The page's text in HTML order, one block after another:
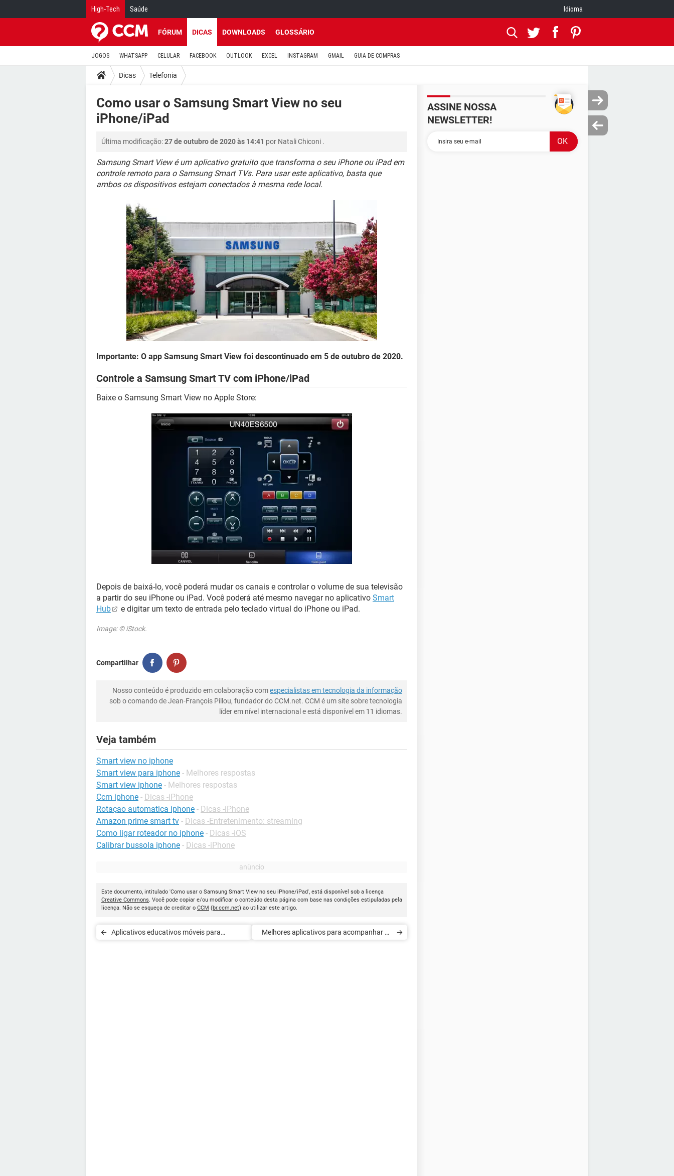
High-Tech Saúde Idioma
FÓRUM DICAS DOWNLOADS GLOSSÁRIO
JOGOS WHATSAPP CELULAR FACEBOOK OUTLOOK EXCEL INSTAGRAM GMAIL GUIA DE COMPRAS
Dicas Telefonia
Como usar o Samsung Smart View no seu
iPhone/iPad
Última modificação:27 de outubro de 2020 às 14:41 por Natali Chiconi .
Samsung Smart View é um aplicativo gratuito que transforma o seu iPhone ou iPad em
controle remoto para o Samsung Smart TVs. Para usar este aplicativo, basta que
ambos os dispositivos estejam conectados à mesma rede local.
Importante: O app Samsung Smart View foi descontinuado em 5 de outubro de 2020.
Controle a Samsung Smart TV com iPhone/iPad
Baixe o Samsung Smart View no Apple Store:
Depois de baixá-lo, você poderá mudar os canais e controlar o volume de sua televisão
a partir do seu iPhone ou iPad. Você poderá até mesmo navegar no aplicativo Smart
Hub
e digitar um texto de entrada pelo teclado virtual do iPhone ou iPad.
Image: © iStock.
Compartilhar
Nosso conteúdo é produzido em colaboração comespecialistas em tecnologia da informação
sob o comando de Jean-François Pillou, fundador do CCM.net. CCM é um site sobre tecnologia
líder em nível internacional e está disponível em 11 idiomas.
Veja também
Smart view no iphone
Smart view para iphone - Melhores respostas
Smart view iphone - Melhores respostas
Ccm iphone - Dicas -iPhone
Rotaçao automatica iphone - Dicas -iPhone
Amazon prime smart tv - Dicas -Entretenimento: streaming
Como ligar roteador no iphone - Dicas -iOS
Calibrar bussola iphone - Dicas -iPhone
Este documento, intitulado 'Como usar o Samsung Smart View no seu iPhone/iPad', está disponível sob a licença
Creative Commons. Você pode copiar e/ou modificar o conteúdo desta página com base nas condições estipuladas pela
licença. Não se esqueça de creditar o CCM (br.ccm.net) ao utilizar este artigo.
Aplicativos educativos móveis para
Melhores aplicativos para acompanhar os
ASSINE NOSSA
NEWSLETTER!